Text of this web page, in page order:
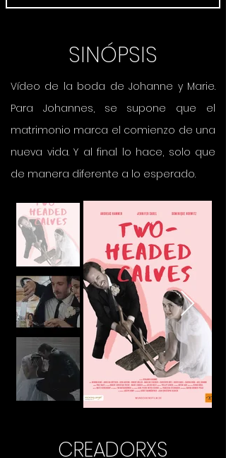
SINÓPSIS
Vídeo de la boda de Johanne y Marie.
Para Johannes, se supone que el
matrimonio marca el comienzo de una
nueva vida. Y al final lo hace, solo que
de manera diferente a lo esperado.
CREADORXS